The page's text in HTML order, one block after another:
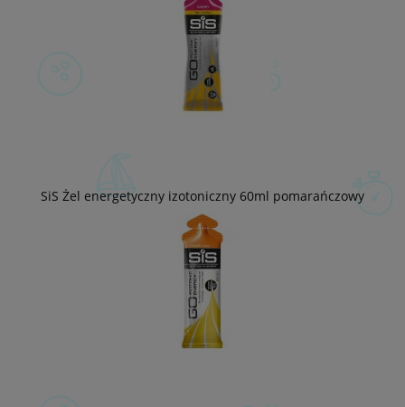
SiS Żel energetyczny izotoniczny 60ml pomarańczowy